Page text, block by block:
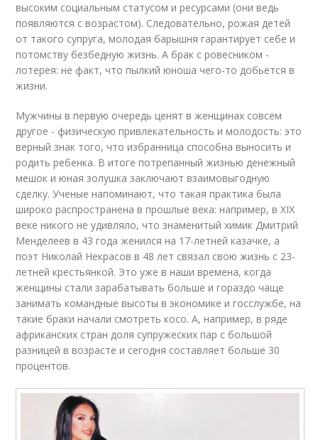
высоким социальным статусом и ресурсами (они ведь
появляются с возрастом). Следовательно, рожая детей
от такого супруга, молодая барышня гарантирует себе и
потомству безбедную жизнь. А брак с ровесником -
лотерея: не факт, что пылкий юноша чего-то добьется в
жизни.
Мужчины в первую очередь ценят в женщинах совсем
другое - физическую привлекательность и молодость: это
верный знак того, что избранница способна выносить и
родить ребенка. В итоге потрепанный жизнью денежный
мешок и юная золушка заключают взаимовыгодную
сделку. Ученые напоминают, что такая практика была
широко распространена в прошлые века: например, в XIX
веке никого не удивляло, что знаменитый химик Дмитрий
Менделеев в 43 года женился на 17-летней казачке, а
поэт Николай Некрасов в 48 лет связал свою жизнь с 23-
летней крестьянкой. Это уже в наши времена, когда
женщины стали зарабатывать больше и гораздо чаще
занимать командные высоты в экономике и госслужбе, на
такие браки начали смотреть косо. А, например, в ряде
африканских стран доля супружеских пар с большой
разницей в возрасте и сегодня составляет больше 30
процентов.